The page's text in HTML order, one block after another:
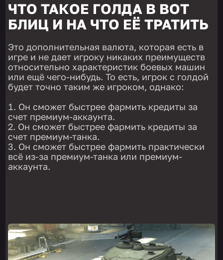
ЧТО ТАКОЕ ГОЛДА В ВОТ
БЛИЦ И НА ЧТО ЕЁ ТРАТИТЬ
Это дополнительная валюта, которая есть в
игре и не дает игроку никаких преимуществ
относительно характеристик боевых машин
или ещё чего-нибудь. То есть, игрок с голдой
будет точно таким же игроком, однако:
Он сможет быстрее фармить кредиты за
счет премиум-аккаунта.
Он сможет быстрее фармить кредиты за
счет премиум-танка.
Он сможет быстрее фармить практически
всё из-за премиум-танка или премиум-
аккаунта.